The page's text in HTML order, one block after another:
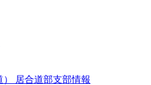
居合道部支部情報